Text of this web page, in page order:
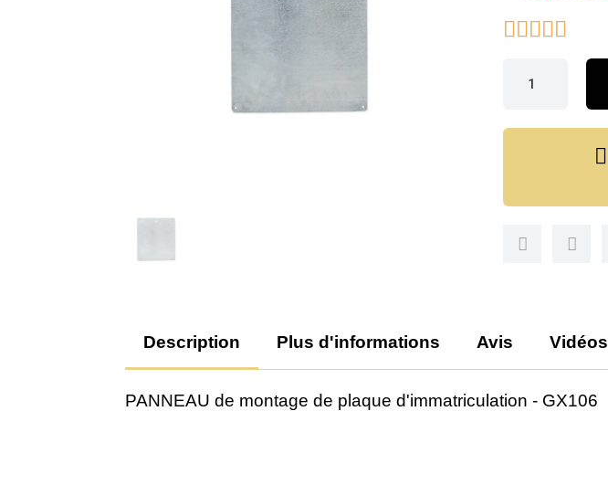
    
Description Plus d'informations Avis Vidéos
PANNEAU de montage de plaque d'immatriculation - GX106